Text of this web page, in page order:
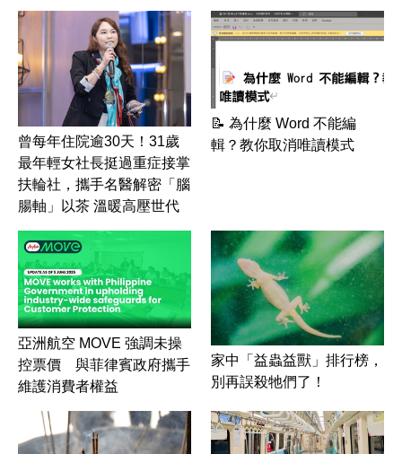
曾每年住院逾30天！31歲
最年輕女社長挺過重症接掌
扶輪社，攜手名醫解密「腦
腸軸」以茶 溫暖高壓世代
📝 為什麼 Word 不能編
輯？教你取消唯讀模式
亞洲航空 MOVE 強調未操
控票價 與菲律賓政府攜手
維護消費者權益
家中「益蟲益獸」排行榜，
別再誤殺牠們了！